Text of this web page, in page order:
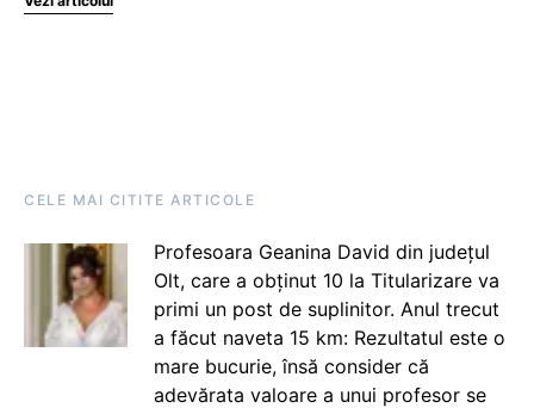
CELE MAI CITITE ARTICOLE
Profesoara Geanina David din județul
Olt, care a obținut 10 la Titularizare va
primi un post de suplinitor. Anul trecut
a făcut naveta 15 km: Rezultatul este o
mare bucurie, însă consider că
adevărata valoare a unui profesor se